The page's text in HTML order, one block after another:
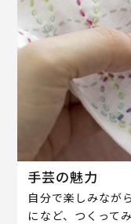
手芸の魅力
自分で楽しみなが
になど、つくって